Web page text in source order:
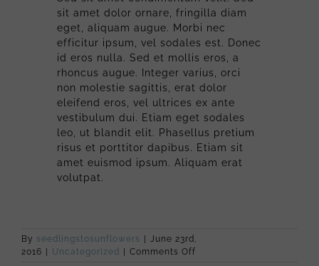
sit amet dolor ornare, fringilla diam
eget, aliquam augue. Morbi nec
efficitur ipsum, vel sodales est. Donec
id eros nulla. Sed et mollis eros, a
rhoncus augue. Integer varius, orci
non molestie sagittis, erat dolor
eleifend eros, vel ultrices ex ante
vestibulum dui. Etiam eget sodales
leo, ut blandit elit. Phasellus pretium
risus et porttitor dapibus. Etiam sit
amet euismod ipsum. Aliquam erat
volutpat.
By seedlingstosunflowers
June 23rd,
2016
Uncategorized Comments Off